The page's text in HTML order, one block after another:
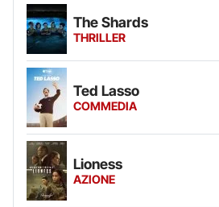
The Shards
THRILLER
Ted Lasso
COMMEDIA
Lioness
AZIONE